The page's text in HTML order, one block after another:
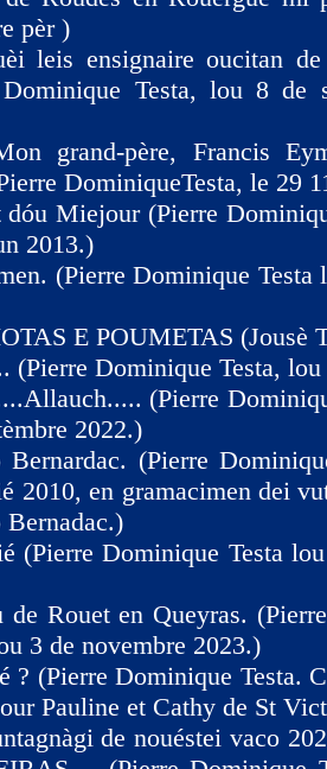
pèr )
leis ensignaire oucitan
Testa, lou 8 de
grand-père, Francis
DominiqueTesta, le 29
dóu Miejour (Pierre
2013.)
(Pierre Dominique Testa
E POUMETAS (Jousè
(Pierre Dominique Testa, lou
(Pierre
2022.)
(Pierre
2010, en gramacimen dei
(Pierre Dominique Testa
de Rouet en Queyras.
3 de novembre 2023.)
? (Pierre Dominique Testa.
Pauline et Cathy de St
de nouéstei vaco